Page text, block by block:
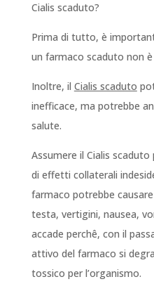
Cialis scaduto?
Prima di tutto, è
un farmaco scaduto non
Inoltre, il Cialis scaduto
inefficace, ma potrebbe
salute.
Assumere il Cialis
di effetti collaterali
farmaco potrebbe
testa, vertigini, nausea,
accade perchê, con il
attivo del farmaco si
tossico per l’organismo.